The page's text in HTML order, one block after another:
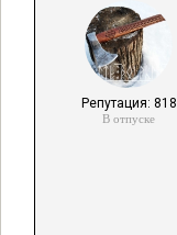
Репутация: 818
В отпуске